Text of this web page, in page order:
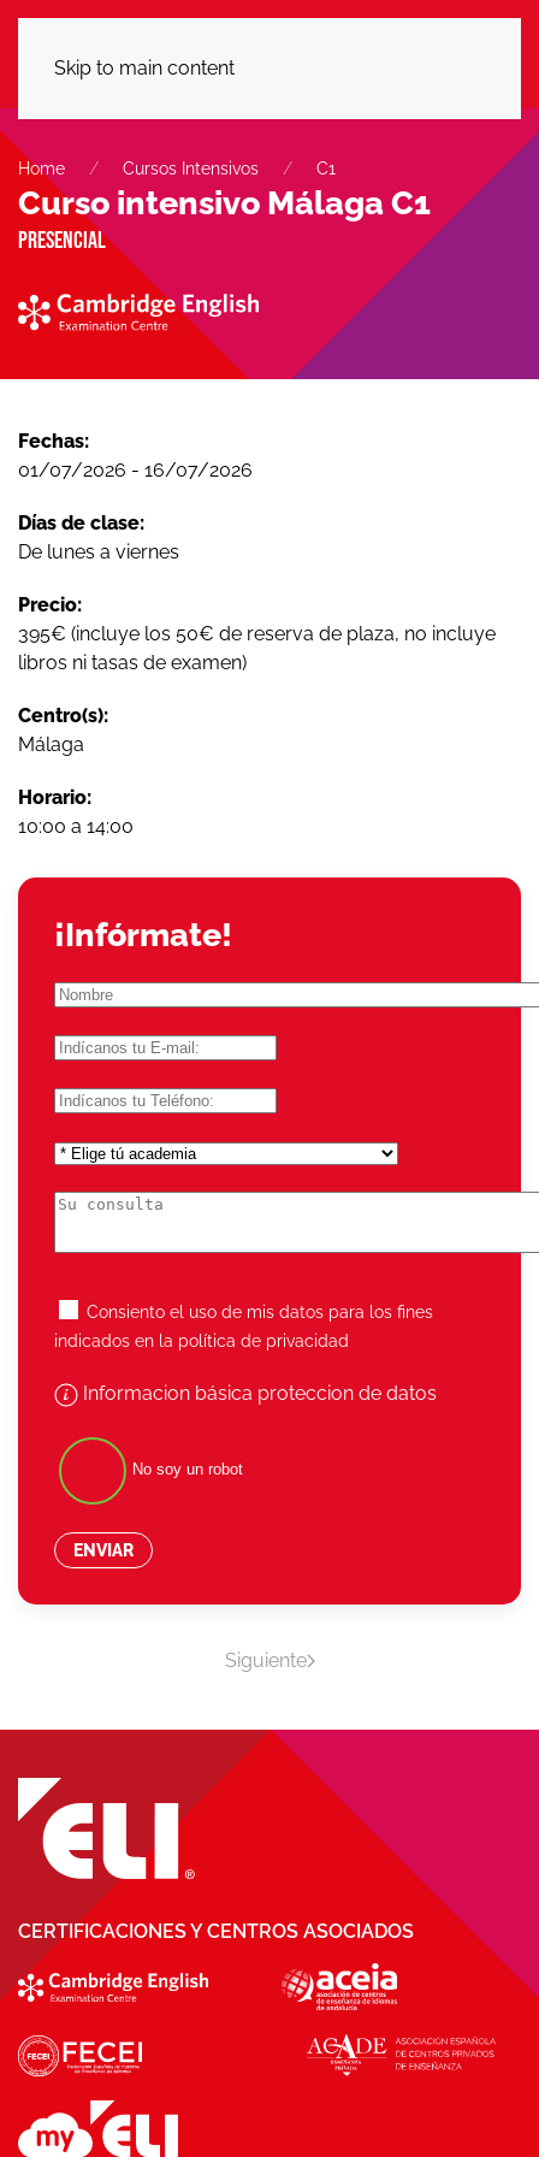
Skip to main content
Home Cursos Intensivos C1
Curso intensivo Málaga C1
Presencial
Fechas:
01/07/2026 - 16/07/2026
Días de clase:
De lunes a viernes
Precio:
395€ (incluye los 50€ de reserva de plaza, no incluye
libros ni tasas de examen)
Centro(s):
Málaga
Horario:
10:00 a 14:00
¡Infórmate!
Consiento el uso de mis datos para los fines
indicados en la política de privacidad
Informacion básica proteccion de datos
No soy un robot
ENVIAR
Siguiente
CERTIFICACIONES Y CENTROS ASOCIADOS